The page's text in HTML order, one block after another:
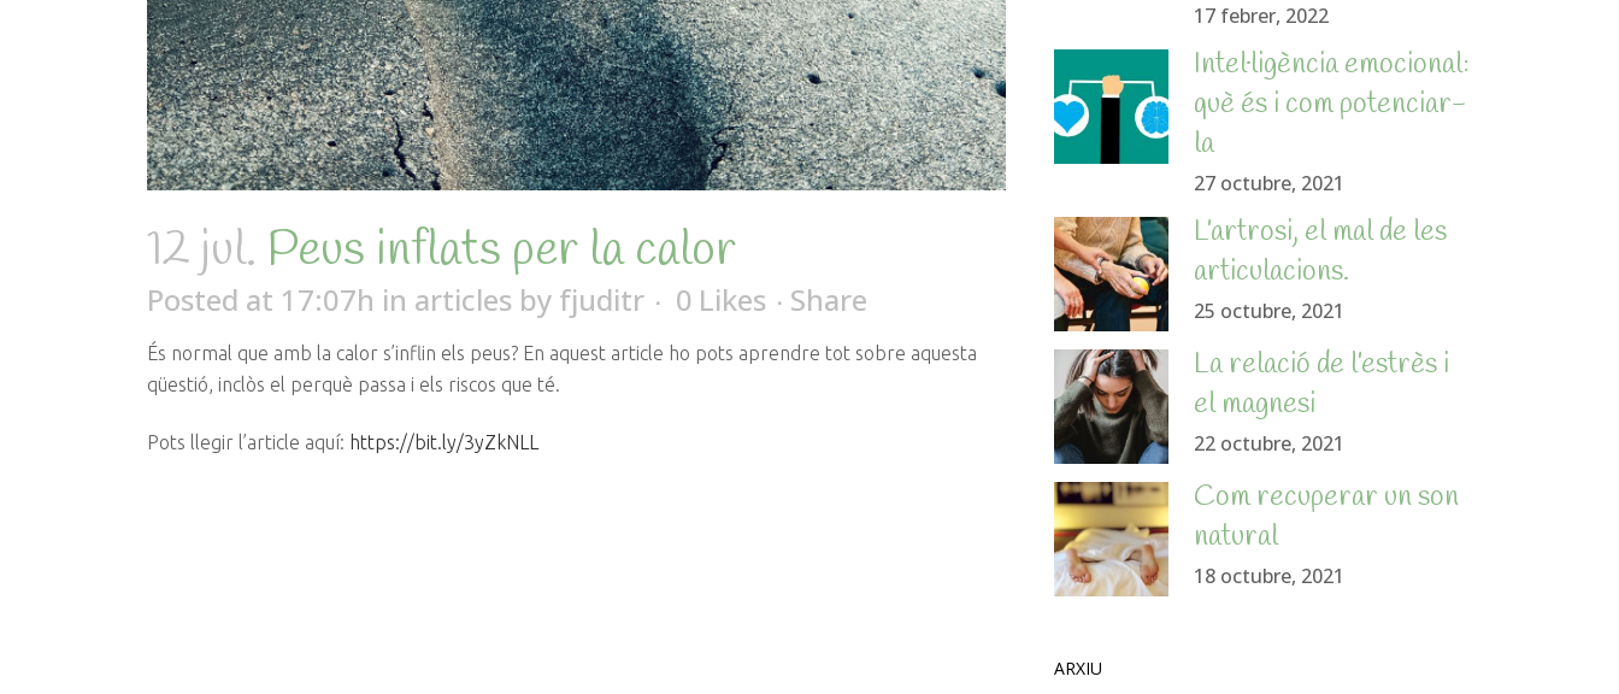
12 jul. Peus inflats per la calor
Posted at 17:07h in articles by fjuditr 0 Likes Share
És normal que amb la calor s’inflin els peus? En aquest article ho pots aprendre tot sobre aquesta
qüestió, inclòs el perquè passa i els riscos que té.
Pots llegir l’article aquí: https://bit.ly/3yZkNLL
17 febrer, 2022
Intel·ligència emocional:
què és i com potenciar-
la
27 octubre, 2021
L’artrosi, el mal de les
articulacions.
25 octubre, 2021
La relació de l’estrès i
el magnesi
22 octubre, 2021
Com recuperar un son
natural
18 octubre, 2021
ARXIU